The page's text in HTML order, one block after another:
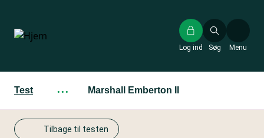
hovedindhold
Søg
Log ind Menu
Test ··· Marshall Emberton II
Tilbage til testen